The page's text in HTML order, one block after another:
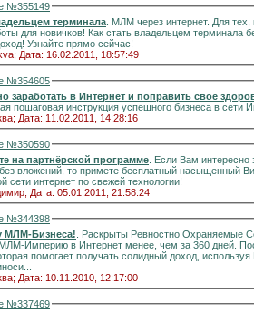
№355149
терминала . МЛМ через интернет. Для
для новичков! Как стать владельцем терминала
Узнайте прямо сейчас!
Дата: 16.02.2011, 18:57:49
№354605
заработать в Интернет и поправить своё
пошаговая инструкция успешного бизнеса в сети
Дата: 11.02.2011, 14:28:16
№350590
на партнёрской программе . Если Вам интересно
вложений, то примете бесплатный насыщенный
сети интернет по свежей технологии!
Дата: 05.01.2011, 21:58:24
№344398
МЛМ-Бизнеса! . Раскрыты Ревностно Охраняемые
в Интернет менее, чем за 360 дней. После года тестирования мы наконец-то разработали
помогает получать солидный доход,
Дата: 10.11.2010, 12:17:00
№337469